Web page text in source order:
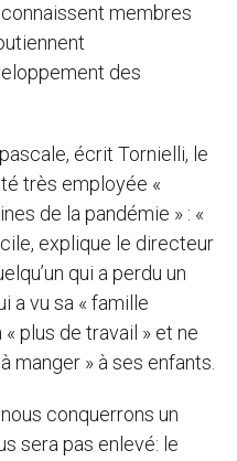
membres
des
écrit Tornielli, le
très employée «
de la pandémie » : «
explique le directeur
qui a perdu un
a vu sa « famille
« plus de travail » et ne
manger » à ses enfants.
conquerrons un
sera pas enlevé: le